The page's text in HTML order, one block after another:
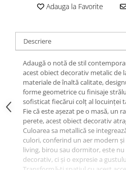
Adauga la Favorite
Descriere
Adaugă o notă de stil
acest obiect decorativ metalic de
materiale de înaltă calitate,
forme geometrice cu finisaje
sofisticat fiecărui colț al locuinței
Fie că este așezat pe o masă, un
perete, acest obiect decorativ
Culoarea sa metallică se
culori, conferind un aer modern
living, birou sau dormitor, este
decorativ, ci și o expresie a